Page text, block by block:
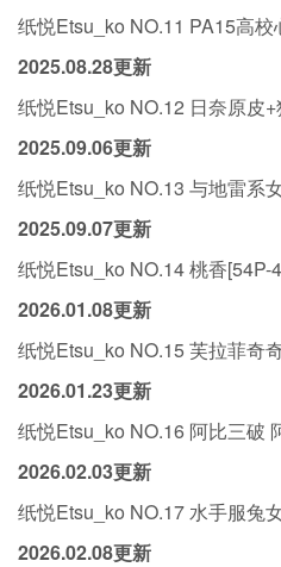
纸悦Etsu_ko NO.11 PA15高
2025.08.28更新
纸悦Etsu_ko NO.12 日奈原皮
2025.09.06更新
纸悦Etsu_ko NO.13 与地雷系
2025.09.07更新
纸悦Etsu_ko NO.14 桃香[54P-
2026.01.08更新
纸悦Etsu_ko NO.15 芙拉菲奇
2026.01.23更新
纸悦Etsu_ko NO.16 阿比三破
2026.02.03更新
纸悦Etsu_ko NO.17 水手服兔
2026.02.08更新